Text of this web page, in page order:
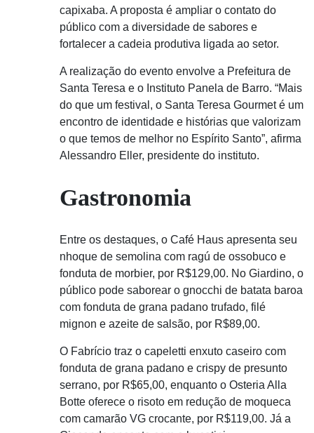
capixaba. A proposta é ampliar o contato do
público com a diversidade de sabores e
fortalecer a cadeia produtiva ligada ao setor.
A realização do evento envolve a Prefeitura de
Santa Teresa e o Instituto Panela de Barro. “Mais
do que um festival, o Santa Teresa Gourmet é um
encontro de identidade e histórias que valorizam
o que temos de melhor no Espírito Santo”, afirma
Alessandro Eller, presidente do instituto.
Gastronomia
Entre os destaques, o Café Haus apresenta seu
nhoque de semolina com ragú de ossobuco e
fonduta de morbier, por R$129,00. No Giardino, o
público pode saborear o gnocchi de batata baroa
com fonduta de grana padano trufado, filé
mignon e azeite de salsão, por R$89,00.
O Fabrício traz o capeletti enxuto caseiro com
fonduta de grana padano e crispy de presunto
serrano, por R$65,00, enquanto o Osteria Alla
Botte oferece o risoto em redução de moqueca
com camarão VG crocante, por R$119,00. Já a